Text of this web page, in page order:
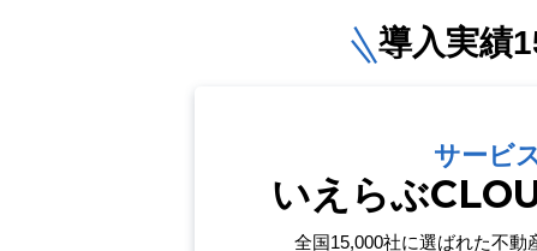
導入実績
サービ
いえらぶ
全国15,000社に選ばれた不動